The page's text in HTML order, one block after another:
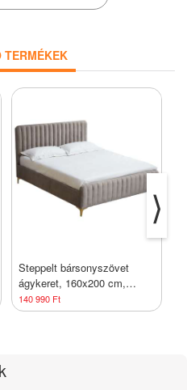
TERMÉKEK
Steppelt bársonyszövet
ágykeret, 160x200 cm,
szürkésbarna - PALACE -
Butopêa
140 990 Ft
⟩